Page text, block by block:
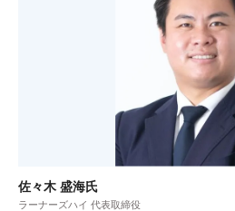
佐々木 盛海氏
ラーナーズハイ 代表取締役